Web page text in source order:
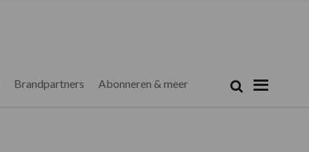
Brandpartners Abonneren & meer Zoek